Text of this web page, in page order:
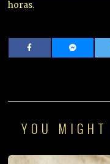
horas.
YOU